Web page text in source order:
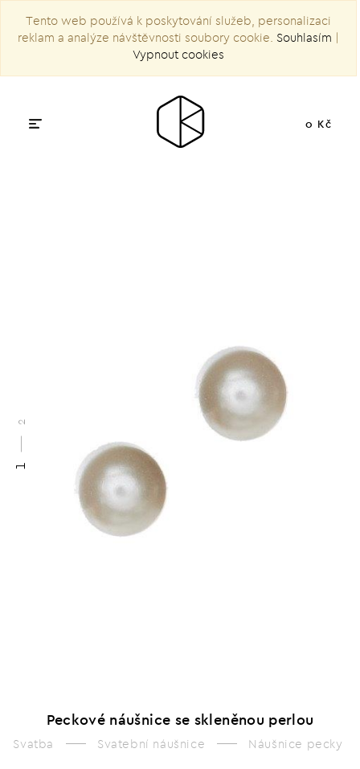
Tento web používá k poskytování služeb, personalizaci
reklam a analýze návštěvnosti soubory cookie. Souhlasím |
Vypnout cookies
0 Kč
1
2
Peckové náušnice se skleněnou perlou
Svatba Svatební náušnice Náušnice pecky